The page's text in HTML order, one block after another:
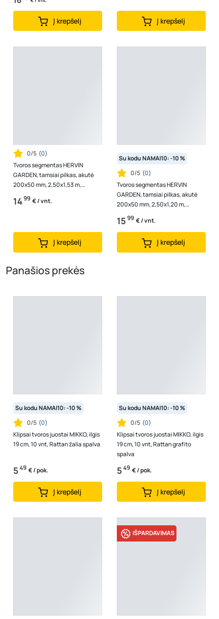
Į krepšelį Į krepšelį
0/5 (0)
Tvoros segmentas HERVIN
GARDEN, tamsiai pilkas, akutė
200x50 mm, 2,50x1,53 m,
cinkuota ir dengta PVC, vielos
storis 3,7 ...
1499 € / vnt.
Į krepšelį
Su kodu NAMAI10: -10 %
0/5 (0)
Tvoros segmentas HERVIN
GARDEN, tamsiai pilkas, akutė
200x50 mm, 2,50x1,20 m,
cinkuota ir dengta PVC, vielos
storis 3,7 ...
1599 € / vnt.
Į krepšelį
Panašios prekės
Su kodu NAMAI10: -10 %
0/5 (0)
Klipsai tvoros juostai MIKKO, ilgis
19 cm, 10 vnt, Rattan žalia spalva
549 € / pok.
Į krepšelį
Su kodu NAMAI10: -10 %
0/5 (0)
Klipsai tvoros juostai MIKKO, ilgis
19 cm, 10 vnt, Rattan grafito
spalva
549 € / pok.
Į krepšelį
IŠPARDAVIMAS